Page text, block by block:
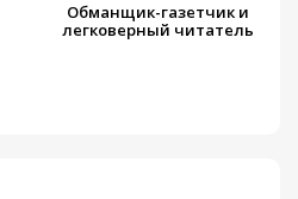
Обманщик-газетчик и
легковерный читатель